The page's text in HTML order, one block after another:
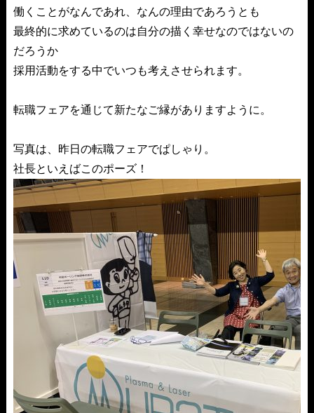
働くことがなんであれ、なんの理由であろうとも
最終的に求めているのは自分の描く幸せなのではないの
だろうか
採用活動をする中でいつも考えさせられます。
転職フェアを通じて新たなご縁がありますように。
写真は、昨日の転職フェアでぱしゃり。